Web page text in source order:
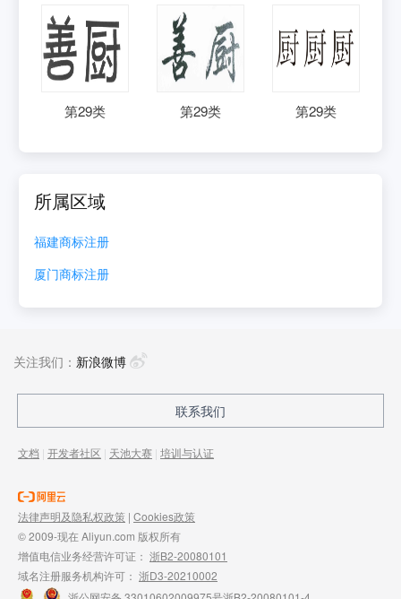
第29类 第29类 第29类
所属区域
福建商标注册
厦门商标注册